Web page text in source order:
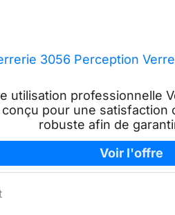
3056 Perception
utilisation professionnelle
pour une satisfaction
robuste afin de